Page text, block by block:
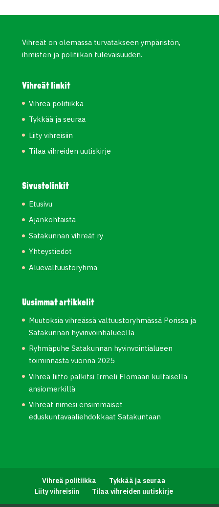
Vihreät on olemassa turvatakseen ympäristön,
ihmisten ja politiikan tulevaisuuden.
Vihreät linkit
Vihreä politiikka
Tykkää ja seuraa
Liity vihreisiin
Tilaa vihreiden uutiskirje
Sivustolinkit
Etusivu
Ajankohtaista
Satakunnan vihreät ry
Yhteystiedot
Aluevaltuustoryhmä
Uusimmat artikkelit
Muutoksia vihreässä valtuustoryhmässä Porissa ja
Satakunnan hyvinvointialueella
Ryhmäpuhe Satakunnan hyvinvointialueen
toiminnasta vuonna 2025
Vihreä liitto palkitsi Irmeli Elomaan kultaisella
ansiomerkillä
Vihreät nimesi ensimmäiset
eduskuntavaaliehdokkaat Satakuntaan
Vihreä politiikka
Tykkää ja seuraa
Liity vihreisiin
Tilaa vihreiden uutiskirje